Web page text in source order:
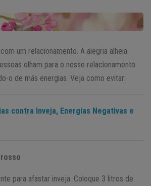
um relacionamento. A alegria alheia
olham para o nosso relacionamento
o de más energias. Veja como evitar:
contra Inveja, Energias Negativas e
para afastar inveja. Coloque 3 litros de